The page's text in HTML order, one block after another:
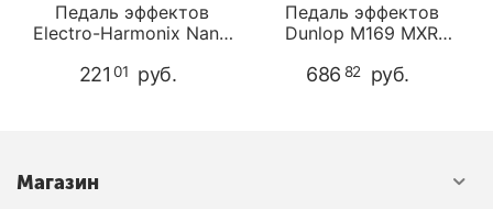
Педаль эффектов
Electro-Harmonix Nano
221 01 руб.
Педаль эффектов
Dunlop M169 MXR
686 82 руб.
Магазин